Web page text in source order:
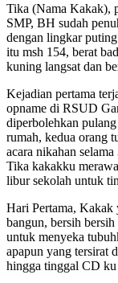
Tika (Nama Kakak),
SMP, BH sudah
dengan lingkar
itu msh 154, berat
kuning langsat dan
Kejadian pertama
opname di RSUD
diperbolehkan
rumah, kedua orang
acara nikahan
Tika kakakku
libur sekolah untuk
Hari Pertama, Kakak
bangun, bersih
untuk menyeka
apapun yang tersirat
hingga tinggal CD